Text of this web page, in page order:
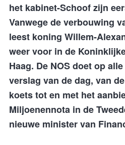
het kabinet-Schoof zijn
Vanwege de verbouwing
leest koning Willem-
weer voor in de
Haag. De NOS doet op
verslag van de dag, van
koets tot en met het
Miljoenennota in de
nieuwe minister van